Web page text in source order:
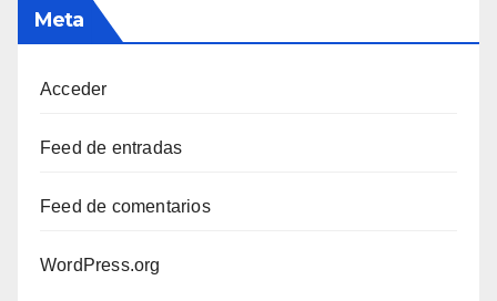
Meta
Acceder
Feed de entradas
Feed de comentarios
WordPress.org